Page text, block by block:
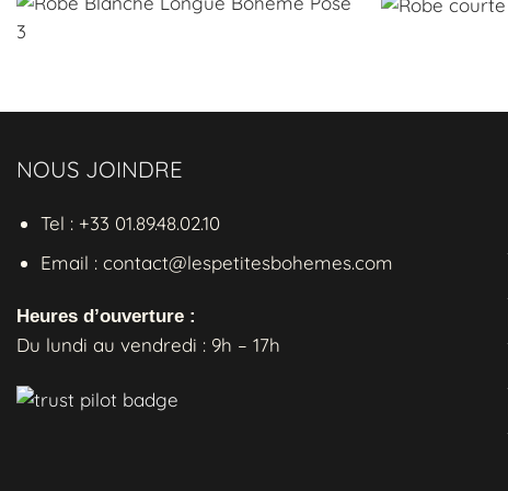
NOUS JOINDRE
Tel : +33 01.89.48.02.10
Email : contact@lespetitesbohemes.com
Heures d’ouverture :
Du lundi au vendredi : 9h – 17h